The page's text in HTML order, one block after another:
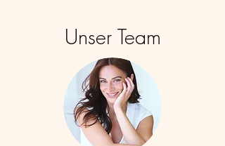
Unser Team